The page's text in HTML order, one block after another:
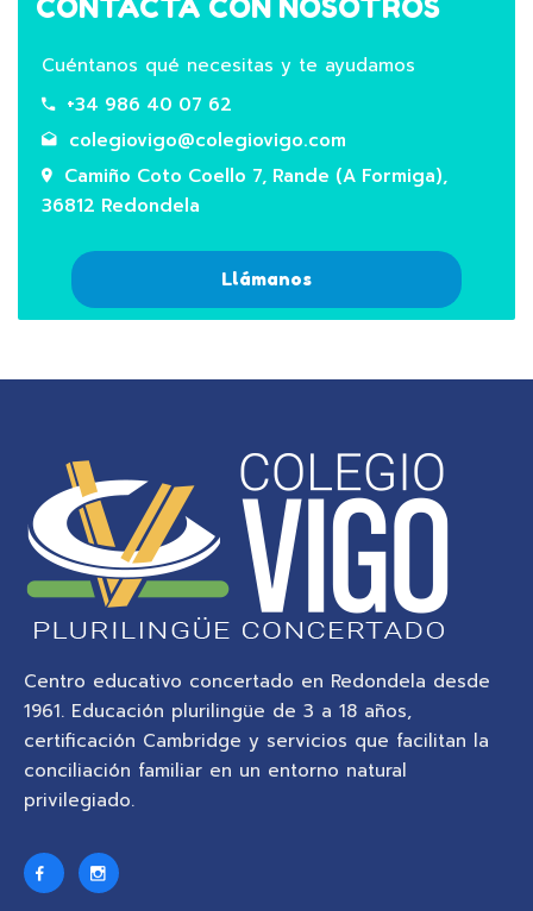
CONTACTA CON NOSOTROS
Cuéntanos qué necesitas y te ayudamos
+34 986 40 07 62
colegiovigo@colegiovigo.com
Camiño Coto Coello 7, Rande (A Formiga),
36812 Redondela
Llámanos
Centro educativo concertado en Redondela desde
1961. Educación plurilingüe de 3 a 18 años,
certificación Cambridge y servicios que facilitan la
conciliación familiar en un entorno natural
privilegiado.